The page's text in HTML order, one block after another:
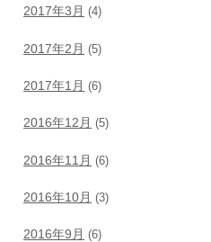
2017年3月 (4)
2017年2月 (5)
2017年1月 (6)
2016年12月 (5)
2016年11月 (6)
2016年10月 (3)
2016年9月 (6)